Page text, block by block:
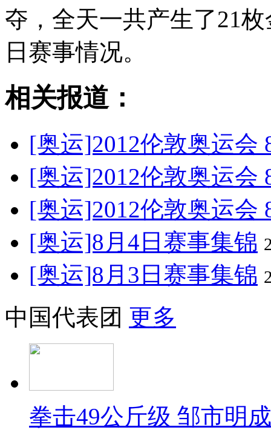
夺，全天一共产生了21
日赛事情况。
相关报道：
[奥运]2012伦敦奥运会
[奥运]2012伦敦奥运会
[奥运]2012伦敦奥运会
[奥运]8月4日赛事集锦
[奥运]8月3日赛事集锦
中国代表团 更多
拳击49公斤级 邹市明